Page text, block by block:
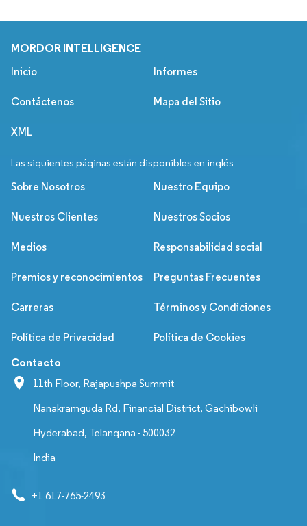
MORDOR INTELLIGENCE
Inicio Informes
Contáctenos Mapa del Sitio
XML
Las siguientes páginas están disponibles en inglés
Sobre Nosotros Nuestro Equipo
Nuestros Clientes Nuestros Socios
Medios Responsabilidad social
Premios y reconocimientos Preguntas Frecuentes
Carreras Términos y Condiciones
Política de Privacidad Política de Cookies
Contacto
11th Floor, Rajapushpa Summit
Nanakramguda Rd, Financial District, Gachibowli
Hyderabad, Telangana - 500032
India
+1 617-765-2493